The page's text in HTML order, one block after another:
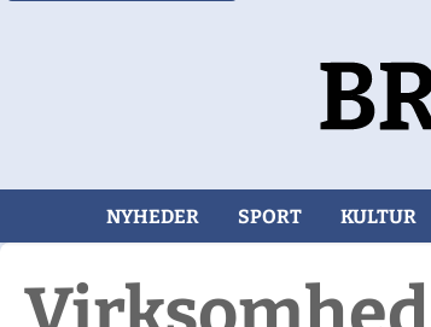
NYHEDER SPORT KULTUR